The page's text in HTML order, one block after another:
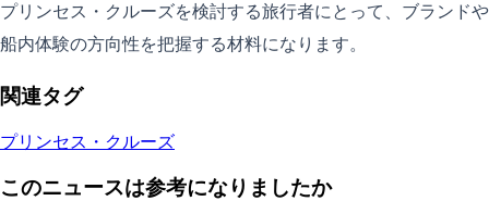
プリンセス・クルーズを検討する旅行者にとって、ブランドや
船内体験の方向性を把握する材料になります。
関連タグ
プリンセス・クルーズ
このニュースは参考になりましたか